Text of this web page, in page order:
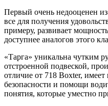
Первый очень недооценен
все для получения
примеру, развивает
доступнее аналогов этого
«Тарга» уникальна чутким
отстроенной подвеской,
отличие от 718 Boxter,
безопасности и помощи
понятия, которые уместно